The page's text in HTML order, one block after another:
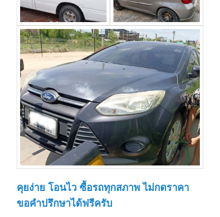
คุยง่าย โอนไว ซื้อรถทุกสภาพ ไม่กดราคา
ขอคำปรึกษาได้ฟรีครับ